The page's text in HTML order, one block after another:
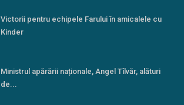
Victorii pentru echipele Farului în amicalele cu
Kinder
Ministrul apărării naționale, Angel Tîlvăr, alături
de...